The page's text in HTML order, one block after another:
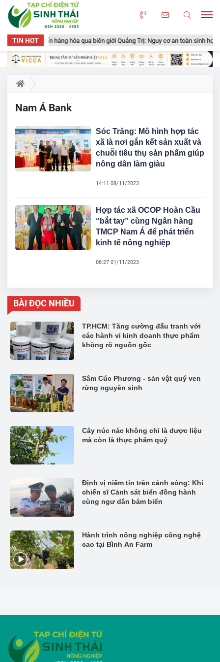
TIN HOT
gần 50 tấn hàng hóa qua biên giới Quảng Trị: Nguy cơ an toàn sinh
Nam Á Bank
Sóc Trăng: Mô hình hợp tác
xã là nơi gắn kết sản xuất và
chuỗi tiêu thụ sản phẩm giúp
nông dân làm giàu
14:11 08/11/2023
Hợp tác xã OCOP Hoàn Cầu
“bắt tay” cùng Ngân hàng
TMCP Nam Á để phát triển
kinh tế nông nghiệp
08:27 01/11/2023
BÀI ĐỌC NHIỀU
TP.HCM: Tăng cường đấu tranh với
các hành vi kinh doanh thực phẩm
không rõ nguồn gốc
Sâm Cúc Phương - sản vật quý ven
rừng nguyên sinh
Cây núc nác không chỉ là dược liệu
mà còn là thực phẩm quý
Định vị niềm tin trên cánh sóng: Khi
chiến sĩ Cảnh sát biển đồng hành
cùng ngư dân bám biển
Hành trình nông nghiệp công nghệ
cao tại Bình An Farm